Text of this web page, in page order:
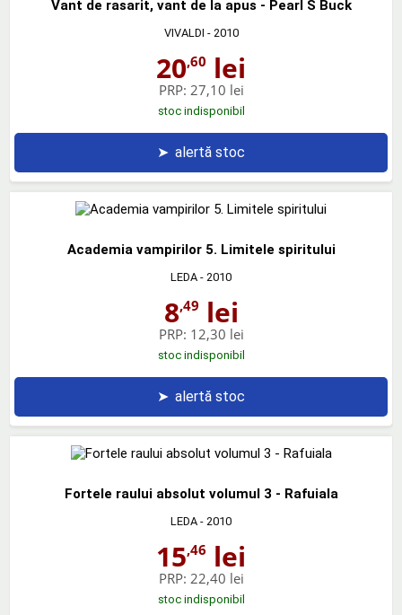
Vant de rasarit, vant de la apus - Pearl S Buck
VIVALDI - 2010
20,60 lei
PRP: 27,10 lei
stoc indisponibil
➤ alertă stoc
Academia vampirilor 5. Limitele spiritului
LEDA - 2010
8,49 lei
PRP: 12,30 lei
stoc indisponibil
➤ alertă stoc
Fortele raului absolut volumul 3 - Rafuiala
LEDA - 2010
15,46 lei
PRP: 22,40 lei
stoc indisponibil